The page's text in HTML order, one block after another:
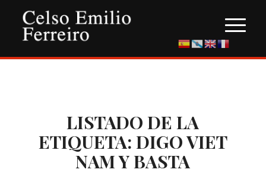
LISTADO DE LA
ETIQUETA: DIGO VIET
NAM Y BASTA